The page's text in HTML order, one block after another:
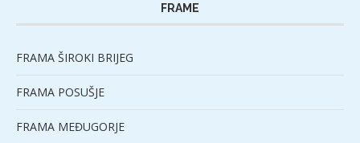
FRAME
FRAMA ŠIROKI BRIJEG
FRAMA POSUŠJE
FRAMA MEĐUGORJE